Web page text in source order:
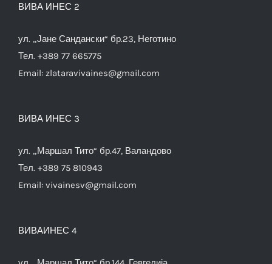
ВИВА ИНЕС 2
ул. „Јане Сандански“ бр.23, Неготино
Тел. +389 77 665775
Email: zlataravivaines@gmail.com
ВИВА ИНЕС 3
ул. „Маршал Тито“ бр.47, Валандово
Тел. +389 75 810943
Email: vivainesv@gmail.com
ВИВАИНЕС 4